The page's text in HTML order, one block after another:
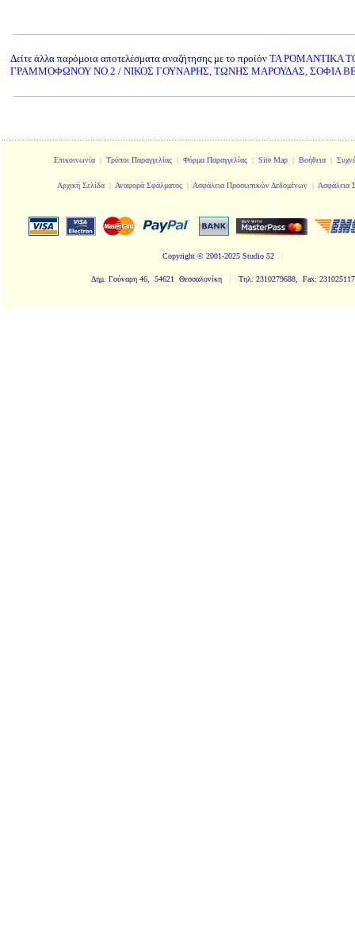
Δείτε άλλα παρόμοια αποτελέσματα αναζήτησης με το προϊόν ΤΑ ΡΟΜΑΝΤΙΚΑ
ΓΡΑΜΜΟΦΩΝΟΥ ΝΟ.2 / ΝΙΚΟΣ ΓΟΥΝΑΡΗΣ, ΤΩΝΗΣ ΜΑΡΟΥΔΑΣ, ΣΟΦΙΑ
Επικοινωνία | Τρόποι Παραγγελίας | Φόρμα Παραγγελίας | Site Map | Βοήθεια |
Αρχική Σελίδα| Αναφορά Σφάλματος| Ασφάλεια Προσωπικών Δεδομένων | Ασφάλεια
Copyright© 2001-2025 Studio 52
Δημ. Γούναρη 46, 54621 Θεσσαλονίκη | Τηλ: 2310279688, Fax: